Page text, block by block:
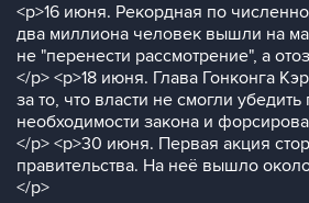
<p>16 июня. Рекордная по
два миллиона человек вышли на
не "перенести рассмотрение", а
</p> <p>18 июня. Глава Гонконга
за то, что власти не смогли убедить
необходимости закона и
</p> <p>30 июня. Первая акция
правительства. На неё вышло
</p>